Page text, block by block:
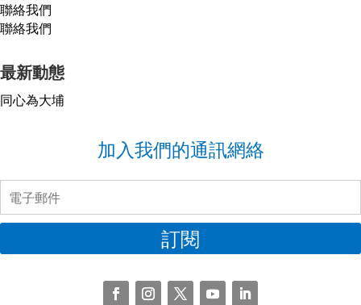
聯絡我們
聯絡我們
最新動態
同心為大埔
加入我們的通訊網絡
訂閱